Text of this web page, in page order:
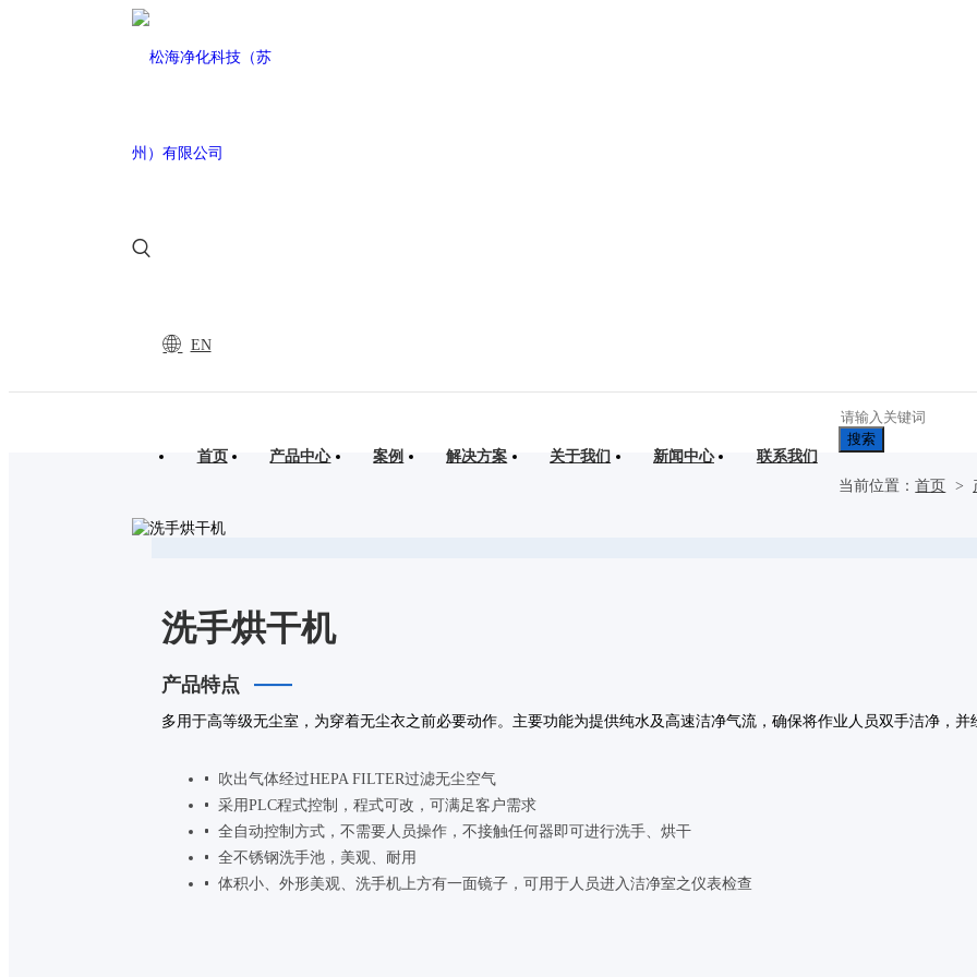
EN
首页 产品中心 案例 解决方案 关于我们 新闻中心 联系我们
搜索
当前位置：首页 >
洗手烘干机
产品特点
多用于高等级无尘室，为穿着无尘衣之前必要动作。主要功能为提供纯水及高速洁净气流，确保将作业人员双手洁净，
吹出气体经过HEPA FILTER过滤无尘空气
采用PLC程式控制，程式可改，可满足客户需求
全自动控制方式，不需要人员操作，不接触任何器即可进行洗手、烘干
全不锈钢洗手池，美观、耐用
体积小、外形美观、洗手机上方有一面镜子，可用于人员进入洁净室之仪表检查